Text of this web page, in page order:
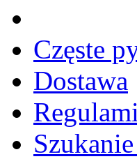
Częste
Dostawa